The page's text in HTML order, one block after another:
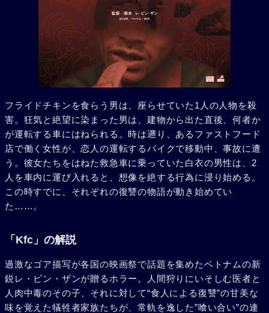
フライドチキンを食らう男は、座らせていた1人の人物を殺
害。狂気と絶望に染まった男は、建物から出た直後、何者か
が運転する車にはねられる。時は遡り、あるファストフード
店で働く女性が、恋人の運転するバイクで移動中、事故に遭
う。彼女たちをはねた救急車に乗っていた白衣の男性は、2
人を車内に運び入れると、想像を絶する行為に浸り始める。
この時すでに、それぞれの復讐の物語が動き始めてい
た……。
「Kfc」の解説
過激なゴア描写が各国の映画祭で話題を集めたベトナムの新
鋭レ・ビン・ザンが贈るホラー。人間狩りにいそしむ医者と
人肉中毒のその子、それに対して“食人による復讐”の甘美な
味を覚えた犠牲者家族たちが、常軌を逸した”喰い合い”の連